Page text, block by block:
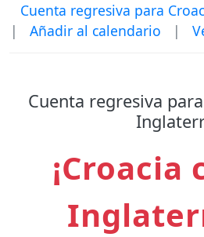
Cuenta regresiva para
|
Añadir al calendario |
Cuenta regresiva
¡Croacia